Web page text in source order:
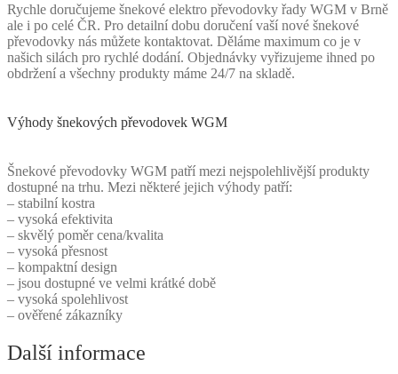
Rychle doručujeme šnekové elektro převodovky řady WGM v Brně
ale i po celé ČR. Pro detailní dobu doručení vaší nové šnekové
převodovky nás můžete kontaktovat. Děláme maximum co je v
našich silách pro rychlé dodání. Objednávky vyřizujeme ihned po
obdržení a všechny produkty máme 24/7 na skladě.
Výhody šnekových převodovek WGM
Šnekové převodovky WGM patří mezi nejspolehlivější produkty
dostupné na trhu. Mezi některé jejich výhody patří:
– stabilní kostra
– vysoká efektivita
– skvělý poměr cena/kvalita
– vysoká přesnost
– kompaktní design
– jsou dostupné ve velmi krátké době
– vysoká spolehlivost
– ověřené zákazníky
Další informace